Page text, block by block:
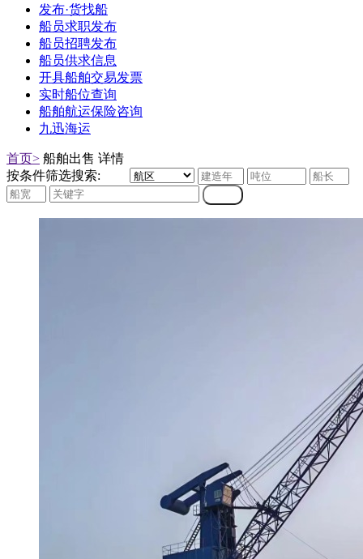
发布·货找船
船员求职发布
船员招聘发布
船员供求信息
开具船舶交易发票
实时船位查询
船舶航运保险咨询
九迅海运
首页> 船舶出售 详情
按条件筛选搜索: